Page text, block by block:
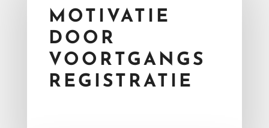
MOTIVATIE
DOOR
VOORTGANGS
REGISTRATIE